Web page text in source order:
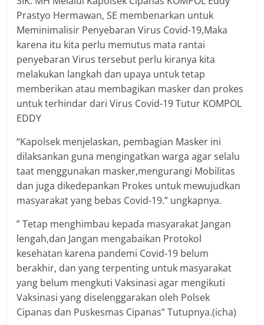
Prastyo Hermawan, SE membenarkan untuk
Meminimalisir Penyebaran Virus Covid-19,Maka
karena itu kita perlu memutus mata rantai
penyebaran Virus tersebut perlu kiranya kita
melakukan langkah dan upaya untuk tetap
memberikan atau membagikan masker dan prokes
untuk terhindar dari Virus Covid-19 Tutur KOMPOL
EDDY
“Kapolsek menjelaskan, pembagian Masker ini
dilaksankan guna mengingatkan warga agar selalu
taat menggunakan masker,mengurangi Mobilitas
dan juga dikedepankan Prokes untuk mewujudkan
masyarakat yang bebas Covid-19.” ungkapnya.
” Tetap menghimbau kepada masyarakat Jangan
lengah,dan Jangan mengabaikan Protokol
kesehatan karena pandemi Covid-19 belum
berakhir, dan yang terpenting untuk masyarakat
yang belum mengkuti Vaksinasi agar mengikuti
Vaksinasi yang diselenggarakan oleh Polsek
Cipanas dan Puskesmas Cipanas” Tutupnya.(icha)